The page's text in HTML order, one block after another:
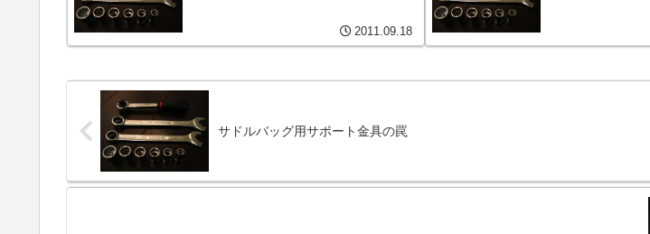
2011.09.18
サドルバッグ用サポート金具の罠